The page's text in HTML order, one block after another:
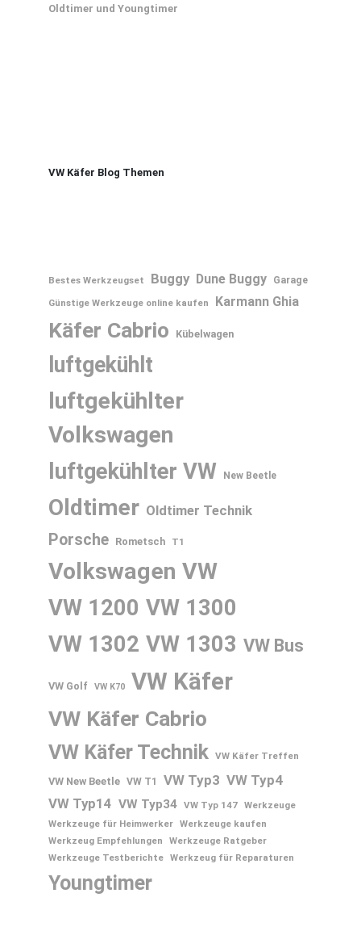
Oldtimer und Youngtimer
VW Käfer Blog Themen
Bestes Werkzeugset Buggy Dune Buggy
Garage
Günstige Werkzeuge online kaufen
Karmann Ghia
Käfer Cabrio Kübelwagen
luftgekühlt
luftgekühlter
Volkswagen
luftgekühlter VW New Beetle
Oldtimer Oldtimer Technik
Porsche Rometsch T1
Volkswagen VW
VW 1200 VW 1300
VW 1302 VW 1303 VW Bus
VW Golf VW K70 VW Käfer
VW Käfer Cabrio
VW Käfer Technik VW Käfer Treffen
VW New Beetle VW T1 VW Typ3 VW Typ4
VW Typ14 VW Typ34 VW Typ 147 Werkzeuge
Werkzeuge für Heimwerker Werkzeuge kaufen
Werkzeug Empfehlungen
Werkzeuge Ratgeber
Werkzeuge Testberichte Werkzeug für Reparaturen
Youngtimer